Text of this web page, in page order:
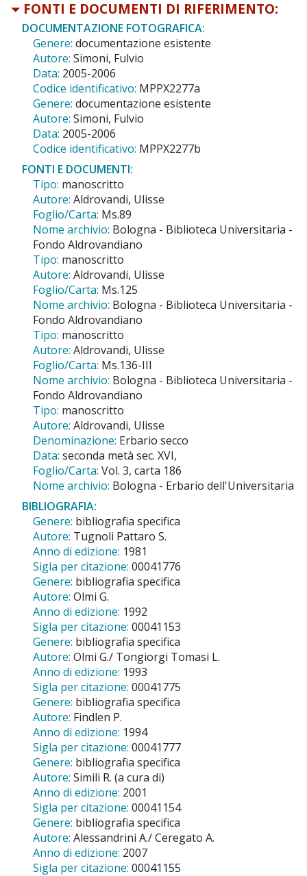
FONTI E DOCUMENTI DI RIFERIMENTO:
DOCUMENTAZIONE FOTOGRAFICA:
Genere: documentazione esistente
Autore: Simoni, Fulvio
Data: 2005-2006
Codice identificativo: MPPX2277a
Genere: documentazione esistente
Autore: Simoni, Fulvio
Data: 2005-2006
Codice identificativo: MPPX2277b
FONTI E DOCUMENTI:
Tipo: manoscritto
Autore: Aldrovandi, Ulisse
Foglio/Carta: Ms.89
Nome archivio: Bologna - Biblioteca Universitaria -
Fondo Aldrovandiano
Tipo: manoscritto
Autore: Aldrovandi, Ulisse
Foglio/Carta: Ms.125
Nome archivio: Bologna - Biblioteca Universitaria -
Fondo Aldrovandiano
Tipo: manoscritto
Autore: Aldrovandi, Ulisse
Foglio/Carta: Ms.136-III
Nome archivio: Bologna - Biblioteca Universitaria -
Fondo Aldrovandiano
Tipo: manoscritto
Autore: Aldrovandi, Ulisse
Denominazione: Erbario secco
Data: seconda metà sec. XVI,
Foglio/Carta: Vol. 3, carta 186
Nome archivio: Bologna - Erbario dell'Universitaria
BIBLIOGRAFIA:
Genere: bibliografia specifica
Autore: Tugnoli Pattaro S.
Anno di edizione: 1981
Sigla per citazione: 00041776
Genere: bibliografia specifica
Autore: Olmi G.
Anno di edizione: 1992
Sigla per citazione: 00041153
Genere: bibliografia specifica
Autore: Olmi G./ Tongiorgi Tomasi L.
Anno di edizione: 1993
Sigla per citazione: 00041775
Genere: bibliografia specifica
Autore: Findlen P.
Anno di edizione: 1994
Sigla per citazione: 00041777
Genere: bibliografia specifica
Autore: Simili R. (a cura di)
Anno di edizione: 2001
Sigla per citazione: 00041154
Genere: bibliografia specifica
Autore: Alessandrini A./ Ceregato A.
Anno di edizione: 2007
Sigla per citazione: 00041155